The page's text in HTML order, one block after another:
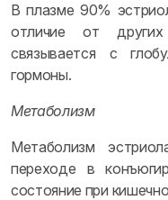
В плазме 90%
отличие от других
связывается с
гормоны.
Метаболизм
Метаболизм
переходе в
состояние при